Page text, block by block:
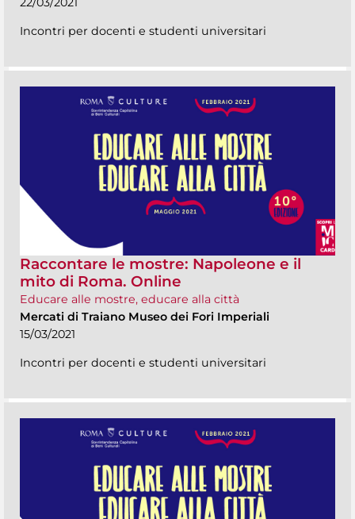
Incontri per docenti e studenti universitari
Raccontare le mostre: Napoleone e il
mito di Roma. Online
Educare alle mostre, educare alla città
Mercati di Traiano Museo dei Fori Imperiali
15/03/2021
Incontri per docenti e studenti universitari